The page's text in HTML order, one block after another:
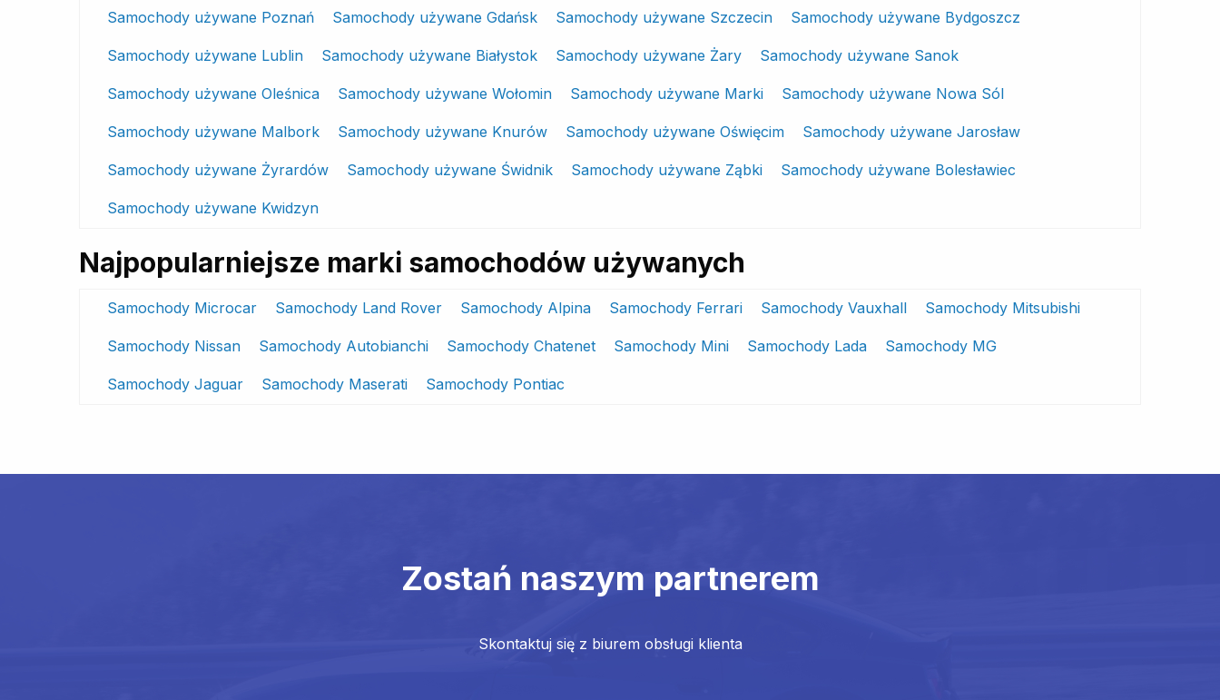
Samochody używane Poznań Samochody używane Gdańsk Samochody używane Szczecin Samochody używane Bydgoszcz
Samochody używane Lublin Samochody używane Białystok Samochody używane Żary Samochody używane Sanok
Samochody używane Oleśnica Samochody używane Wołomin Samochody używane Marki Samochody używane Nowa Sól
Samochody używane Malbork Samochody używane Knurów Samochody używane Oświęcim Samochody używane Jarosław
Samochody używane Żyrardów Samochody używane Świdnik Samochody używane Ząbki Samochody używane Bolesławiec
Samochody używane Kwidzyn
Najpopularniejsze marki samochodów używanych
Samochody Microcar Samochody Land Rover Samochody Alpina Samochody Ferrari Samochody Vauxhall Samochody Mitsubishi
Samochody Nissan Samochody Autobianchi Samochody Chatenet Samochody Mini Samochody Lada Samochody MG
Samochody Jaguar Samochody Maserati Samochody Pontiac
Zostań naszym partnerem
Skontaktuj się z biurem obsługi klienta